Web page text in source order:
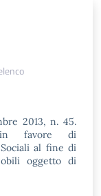
2013, n. 45.
in favore di
al fine di
oggetto di